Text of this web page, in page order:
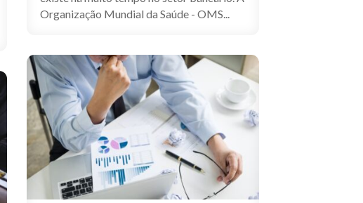
Organização Mundial da Saúde - OMS...